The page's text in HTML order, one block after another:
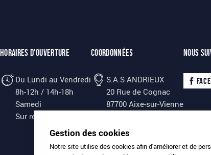
Horaires d'ouverture
Du Lundi au Vendredi
8h-12h / 14h-18h
Samedi
Sur rendez vous
Coordonnées
S.A.S ANDRIEUX
20 Rue de Cognac
87700 Aixe-sur-Vienne
Nous
Gestion des cookies
Notre site utilise des cookies afin d'améliorer et de